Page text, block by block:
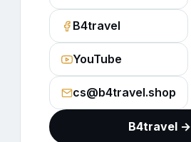
B4travel
YouTube
cs@b4travel.shop
B4travel →